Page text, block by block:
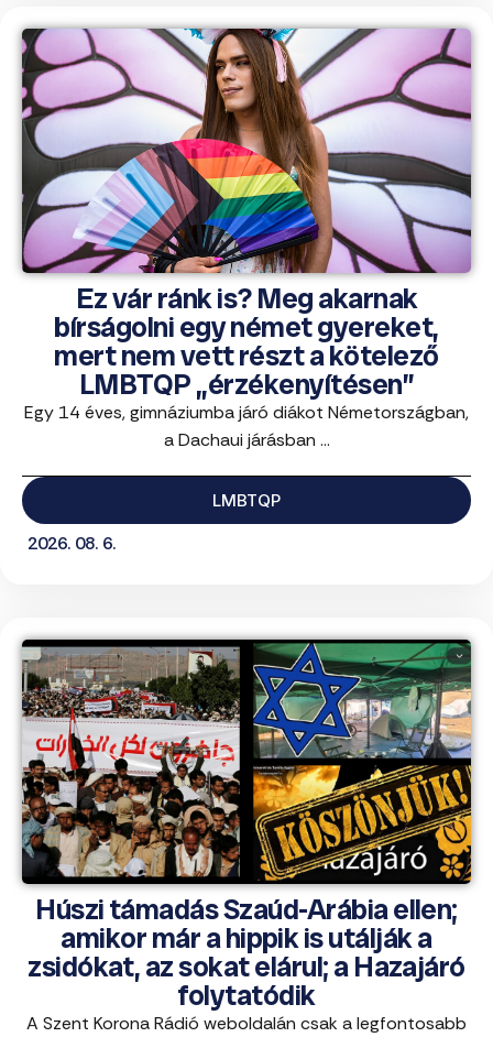
Ez vár ránk is? Meg akarnak
bírságolni egy német gyereket,
mert nem vett részt a kötelező
LMBTQP „érzékenyítésen”
Egy 14 éves, gimnáziumba járó diákot Németországban,
a Dachaui járásban ...
LMBTQP
2026. 08. 6.
Húszi támadás Szaúd-Arábia ellen;
amikor már a hippik is utálják a
zsidókat, az sokat elárul; a Hazajáró
folytatódik
A Szent Korona Rádió weboldalán csak a legfontosabb